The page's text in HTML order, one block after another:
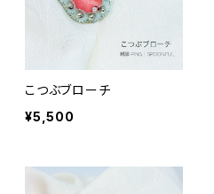
こつぶブローチ
¥5,500